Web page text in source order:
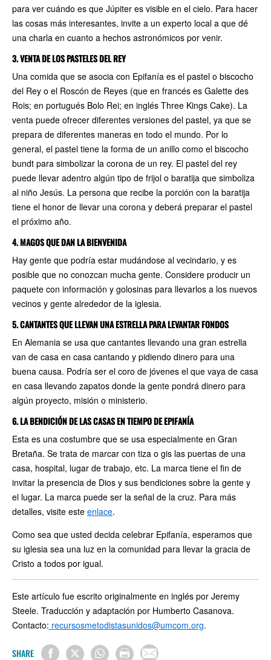
para ver cuándo es que Júpiter es visible en el cielo. Para hacer
las cosas más interesantes, invite a un experto local a que dé
una charla en cuanto a hechos astronómicos por venir.
3. VENTA DE LOS PASTELES DEL REY
Una comida que se asocia con Epifanía es el pastel o biscocho
del Rey o el Roscón de Reyes (que en francés es Galette des
Rois; en portugués Bolo Rei; en inglés Three Kings Cake). La
venta puede ofrecer diferentes versiones del pastel, ya que se
prepara de diferentes maneras en todo el mundo. Por lo
general, el pastel tiene la forma de un anillo como el biscocho
bundt para simbolizar la corona de un rey. El pastel del rey
puede llevar adentro algún tipo de frijol o baratija que simboliza
al niño Jesús. La persona que recibe la porción con la baratija
tiene el honor de llevar una corona y deberá preparar el pastel
el próximo año.
4. MAGOS QUE DAN LA BIENVENIDA
Hay gente que podría estar mudándose al vecindario, y es
posible que no conozcan mucha gente. Considere producir un
paquete con información y golosinas para llevarlos a los nuevos
vecinos y gente alrededor de la iglesia.
5. CANTANTES QUE LLEVAN UNA ESTRELLA PARA LEVANTAR FONDOS
En Alemania se usa que cantantes llevando una gran estrella
van de casa en casa cantando y pidiendo dinero para una
buena causa. Podría ser el coro de jóvenes el que vaya de casa
en casa llevando zapatos donde la gente pondrá dinero para
algún proyecto, misión o ministerio.
6. LA BENDICIÓN DE LAS CASAS EN TIEMPO DE EPIFANÍA
Esta es una costumbre que se usa especialmente en Gran
Bretaña. Se trata de marcar con tiza o gis las puertas de una
casa, hospital, lugar de trabajo, etc. La marca tiene el fin de
invitar la presencia de Dios y sus bendiciones sobre la gente y
el lugar. La marca puede ser la señal de la cruz. Para más
detalles, visite este enlace.
Como sea que usted decida celebrar Epifanía, esperamos que
su iglesia sea una luz en la comunidad para llevar la gracia de
Cristo a todos por igual.
Este artículo fue escrito originalmente en inglés por Jeremy
Steele. Traducción y adaptación por Humberto Casanova.
Contacto: recursosmetodistasunidos@umcom.org.
SHARE